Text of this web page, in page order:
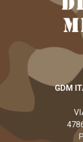
GDM